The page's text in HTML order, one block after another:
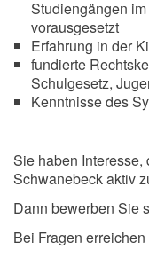
Studiengängen
vorausgesetzt
Erfahrung in der
fundierte
Schulgesetz,
Kenntnisse des
Sie haben
Schwanebeck aktiv
Dann bewerben Sie
Bei Fragen